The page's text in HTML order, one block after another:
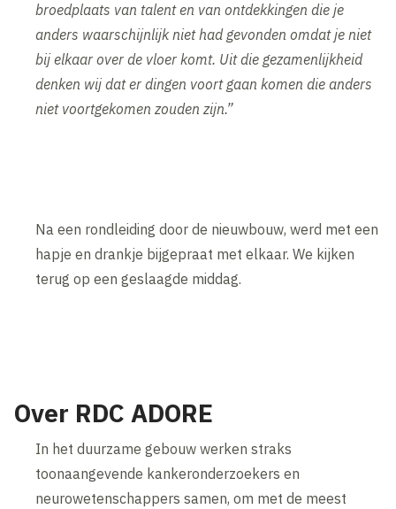
broedplaats van talent en van ontdekkingen die je
anders waarschijnlijk niet had gevonden omdat je niet
bij elkaar over de vloer komt. Uit die gezamenlijkheid
denken wij dat er dingen voort gaan komen die anders
niet voortgekomen zouden zijn.”
Na een rondleiding door de nieuwbouw, werd met een
hapje en drankje bijgepraat met elkaar. We kijken
terug op een geslaagde middag.
Wijzig cookie instellingen
Over RDC ADORE
In het duurzame gebouw werken straks
toonaangevende kankeronderzoekers en
neurowetenschappers samen, om met de meest